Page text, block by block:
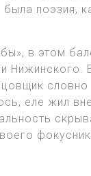
была поэзия,
в этом
Нижинского.
еле жил